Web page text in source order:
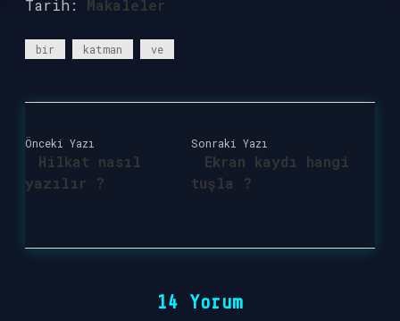
Tarih: Makaleler
bir katman ve
Önceki Yazı
Hilkat nasıl
yazılır ?
Sonraki Yazı
Ekran kaydı hangi
tuşla ?
14 Yorum